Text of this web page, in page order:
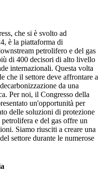
che si è svolto ad
è la piattaforma di
petrolifero e del gas
di 400 decisori di alto livello
internazionali. Questa volta
che il settore deve affrontare a
da una
Per noi, il Congresso della
un'opportunità per
delle soluzioni di protezione
e del gas offre un
Siamo riusciti a creare una
settore durante le numerose